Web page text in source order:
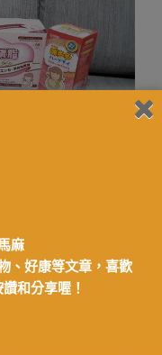
、水份不足，很快
補充高熱量…
升質12天有感，
品
麻
、好康等文章，喜歡
和分享喔！